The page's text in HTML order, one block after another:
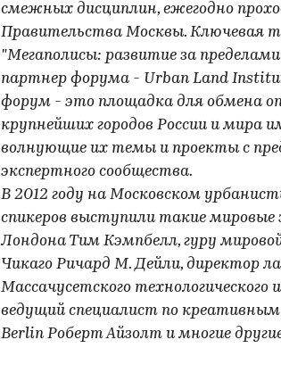
смежных дисциплин, ежегодно
Правительства Москвы. Ключевая
"Мегаполисы: развитие за
партнер форума - Urban Land
форум - это площадка для обмена
крупнейших городов России и
волнующие их темы и проекты с
экспертного сообщества.
В 2012 году на Московском
спикеров выступили такие
Лондона Тим Кэмпбелл, гуру
Чикаго Ричард М. Дейли, директор
Массачусетского
ведущий специалист по
Berlin Роберт Айзолт и многие